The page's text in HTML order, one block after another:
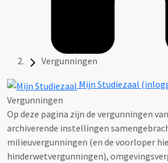
Vergunningen
Mijn Studiezaal
Vergunningen
Op deze pagina zijn de vergunningen
archiverende instellingen
milieuvergunningen (en de voorloper
hinderwetvergunningen),